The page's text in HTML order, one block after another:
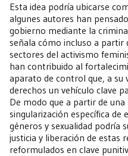
Esta idea podría ubicarse
algunes autores han
gobierno mediante la
señala cómo incluso a partir
sectores del activismo
han contribuido al
aparato de control que, a su
derechos un vehículo clave
De modo que a partir de
singularización específica de
géneros y sexualidad podría
justicia y liberación de estas
reformulados en clave